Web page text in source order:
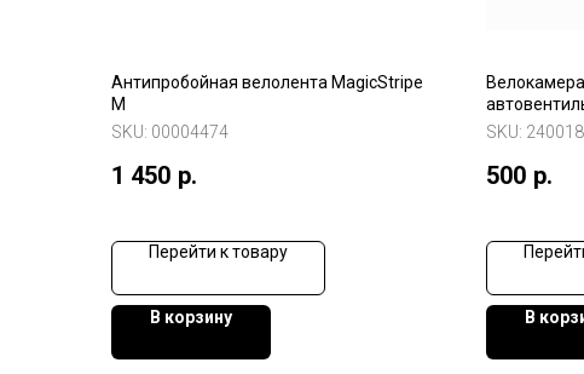
Антипробойная велолента MagicStripe
M
SKU: 00004474
1 450 р.
Перейти к товару
В корзину
SKU: 240018
500 р.
В